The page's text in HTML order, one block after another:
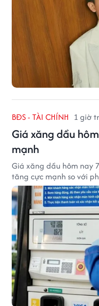
BĐS - TÀI CHÍNH 1 giờ
Giá xăng dầu
mạnh
Giá xăng dầu hôm nay
tăng cực mạnh so với